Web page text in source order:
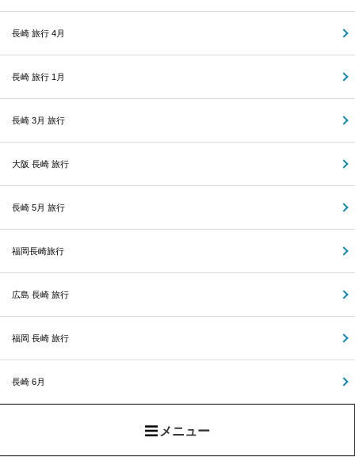
長崎 旅行 4月
長崎 旅行 1月
長崎 3月 旅行
大阪 長崎 旅行
長崎 5月 旅行
福岡長崎旅行
広島 長崎 旅行
福岡 長崎 旅行
長崎 6月
メニュー